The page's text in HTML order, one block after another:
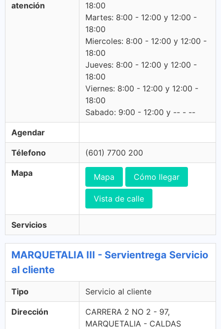
atención
18:00
Martes: 8:00 - 12:00 y 12:00 -
18:00
Miercoles: 8:00 - 12:00 y 12:00 -
18:00
Jueves: 8:00 - 12:00 y 12:00 -
18:00
Viernes: 8:00 - 12:00 y 12:00 -
18:00
Sabado: 9:00 - 12:00 y -- - --
Agendar
Télefono (601) 7700 200
Mapa Mapa Cómo llegar
Vista de calle
Servicios
MARQUETALIA III - Servientrega Servicio
al cliente
Tipo Servicio al cliente
Dirección
CARRERA 2 NO 2 - 97,
MARQUETALIA - CALDAS